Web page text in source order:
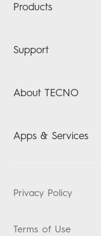
Products
Support
About TECNO
Apps & Services
Boomplay Music
Privacy Policy
Terms of Use